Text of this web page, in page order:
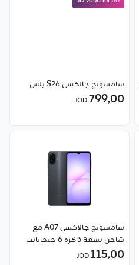
سامسونج جالكسي S26 بلس
799٫00
سامسونج جالاكسي A07 مع
شاحن بسعة ذاكرة 6 جيجابايت
115٫00